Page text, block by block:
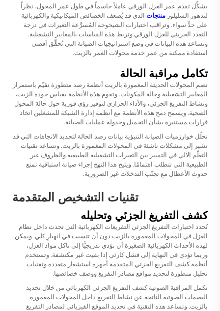
يشكِّل تقدم عمر العزل الورقي عاملاً حاسماً في طول عمر المحول، نظراً
لتدهور السليلوز منتجات الذي قد يُضعف الخصائص الميكانيكية والكهربائية
على حدٍّ سواء. وتراقب اختبارات الشيخوخة المُسرَّعة التغيرات في درجة
التعدد الجزيئي للعزل الورقي وتربط هذه القياسات بالمعايير التشغيلية.
وتساعد هذه البيانات في وضع استراتيجيات الصيانة التي تُحقِّق أقصى
استفادة ممكنة من عمر خدمة محولات الغمر بالزيت.
تكامل مراقبة الحالة
تضم المحولات الحديثة المغمورة بالزيت أنظمة رصد متطورة تقيّم باستمرار
المعايير التشغيلية وحالة المكونات. وتقوم هذه الأنظمة بقياس جودة الزيت،
ونشاط التفريغ الجزئي، والأداء الحراري لتوفير رؤى فورية حول حالة المحول
الصحية. ويسمح دمج هذه الأنظمة مع أنظمة إدارة الشبكة للمشغلين اتخاذ
قرارات مستنيرة بشأن التحميل وجدولة عمليات الصيانة.
تحلّل خوارزميات الصيانة التنبؤية بيانات رصد الحالة لتحديد الاتجاهات التي قد
تشير إلى مشكلات ناشئة في المحولات المغمورة بالزيت. وتساعد تقنيات
التعلّم الآلي في التمييز بين التغيرات التشغيلية الطبيعية والظروف غير
الطبيعية التي تتطلب اهتمامًا. ويتيح هذا النهج إجراء صيانة استباقية تمنع
حدوث الأعطال مع تجنّب التدخلات غير الضرورية.
تقنيات التشخيص المتقدمة
كشف التفريغ الجزئي وتحليله
تُحدد اختبارات التفريغ الجزئي التفريغات الكهربائية التي تحدث داخل نظام
العزل في المحولات المغمورة بالزيت دون أن تتسبب في انهيارٍ كلي. ويمكن
لهذه الأحداث الكهربائية الصغيرة أن تؤدي تدريجيًّا إلى تآكل مواد العزل،
وربما تؤدي في النهاية إلى فشل كارثي إذا بقيت غير مكتشفة. وتستخدم
أنظمة كشف التفريغ الجزئي المتقدمة أجهزة استشعار متعددة وتقنيات
تحليل متطورة لتحديد مواقع مصادر التفريغ ووصف خصائصها.
تكمل المراقبة الصوتية كشف التفريغ الجزئي الكهربائي من خلال تحديد
البصمات الصوتية الناتجة عن نشاط التفريغ داخل المحولات المغمورة
بالزيت. وتساعد هذه التقنية في تحديد الموقع الفيزيائي لمصادر التفريغ